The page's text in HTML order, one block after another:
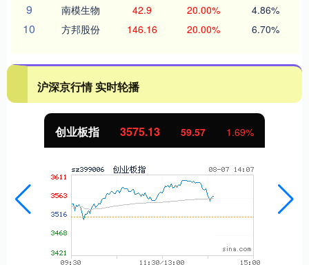
9 南模生物 42.9 20.00% 4.86%
10 方邦股份 146.16 20.00% 6.70%
沪深京行情 实时轮播
创业板指 3575.13 59.57 1.69%